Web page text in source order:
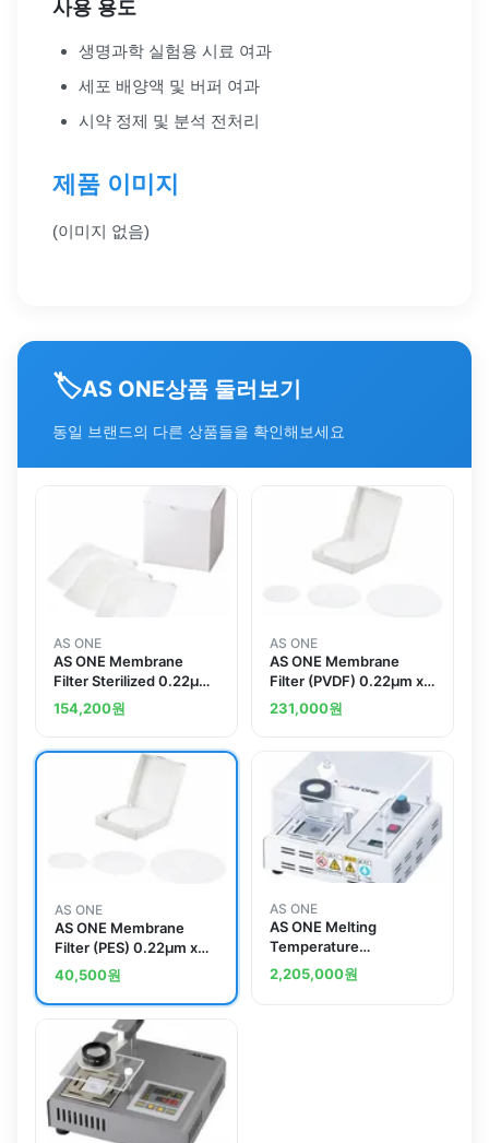
사용 용도
생명과학 실험용 시료 여과
세포 배양액 및 버퍼 여과
시약 정제 및 분석 전처리
제품 이미지
(이미지 없음)
🏷️AS ONE상품 둘러보기
동일 브랜드의 다른 상품들을 확인해보세요
AS ONE
AS ONE Membrane
Filter Sterilized 0.22μm
Whiteand others
154,200원
AS ONE
AS ONE Membrane
Filter (PVDF) 0.22μm x
Φ47mm 200 Pieces
047022MFPVDFand
231,000원
AS ONE
AS ONE Membrane
Filter (PES) 0.22μm x
Φ13mm 400 Pieces
013022MFPESand
others
40,500원
AS ONE
AS ONE Melting
Temperature
Measurement
Deviceand others
2,205,000원